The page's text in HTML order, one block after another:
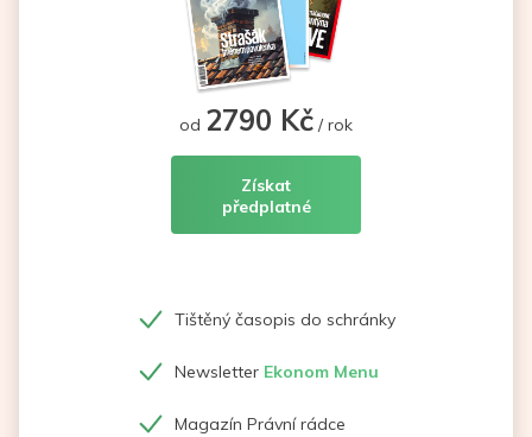
od 2790 Kč / rok
Získat
předplatné
Tištěný časopis do schránky
Newsletter Ekonom Menu
Magazín Právní rádce